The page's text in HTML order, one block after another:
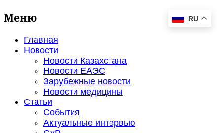
Меню
Главная
Новости
Новости Казахстана
Новости ЕАЭС
Зарубежные новости
Новости медицины
Статьи
События
Актуальные интервью
RU